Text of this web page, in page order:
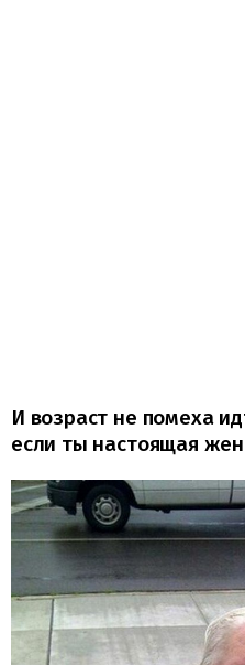
И возраст не помеха
если ты настоящая